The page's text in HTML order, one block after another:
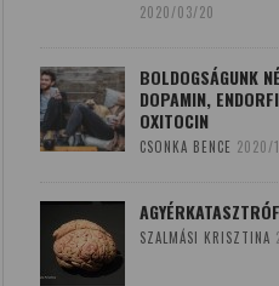
2020/03/20
BOLDOGSÁGUNK
DOPAMIN,
OXITOCIN
CSONKA BENCE 2020/
SZALMÁSI KRISZTINA